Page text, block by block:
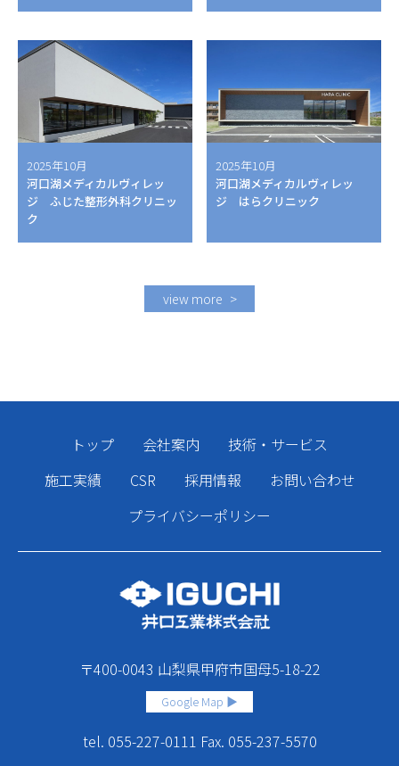
2025年10月
河口湖メディカルヴィレッ
ジ ふじた整形外科クリニッ
ク
2025年10月
河口湖メディカルヴィレッ
ジ はらクリニック
view more
トップ 会社案内
技術・サービス
施工実績
CSR 採用情報
お問い合わせ
プライバシーポリシー
〒400-0043 ⼭梨県甲府市国⺟5-18-22
Google Map ▶︎
tel. 055-227-0111 Fax. 055-237-5570